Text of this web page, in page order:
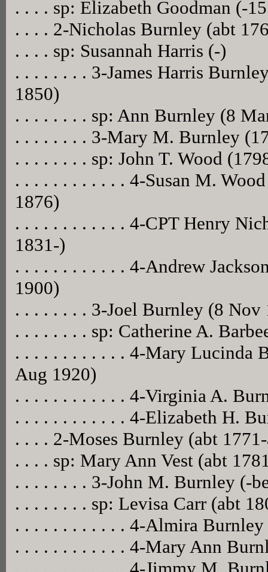
. . . . sp: Elizabeth Goodman (-
. . . . 2-Nicholas Burnley (abt
. . . . sp: Susannah Harris (-)
. . . . . . . . 3-James Harris
1850)
. . . . . . . . sp: Ann Burnley (8
. . . . . . . . 3-Mary M. Burnley
. . . . . . . . sp: John T. Wood
. . . . . . . . . . . . 4-Susan M.
1876)
. . . . . . . . . . . . 4-CPT Henry
1831-)
. . . . . . . . . . . . 4-Andrew
1900)
. . . . . . . . 3-Joel Burnley (8 Nov
. . . . . . . . sp: Catherine A.
. . . . . . . . . . . . 4-Mary Lucinda
Aug 1920)
. . . . . . . . . . . . 4-Virginia A.
. . . . . . . . . . . . 4-Elizabeth H.
. . . . 2-Moses Burnley (abt
. . . . sp: Mary Ann Vest (abt
. . . . . . . . 3-John M. Burnley (-
. . . . . . . . sp: Levisa Carr (abt
. . . . . . . . . . . . 4-Almira Burnley
. . . . . . . . . . . . 4-Mary Ann